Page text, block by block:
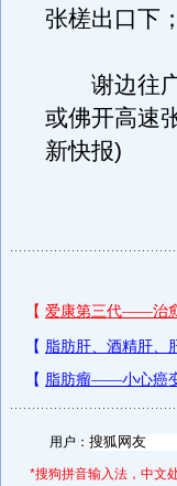
张槎出口下；
谢边往广
或佛开高速
新快报)
用户：
*搜狗拼音输入法，中文